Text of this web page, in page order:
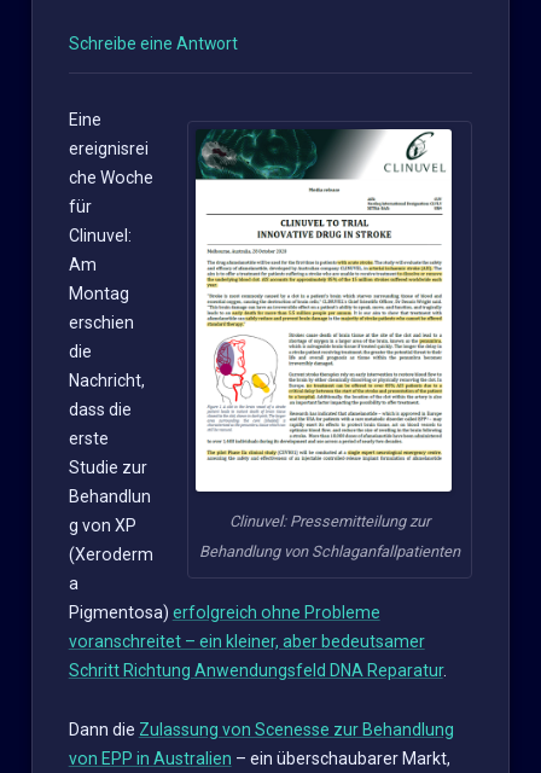
Schreibe eine Antwort
Clinuvel: Pressemitteilung zur
Behandlung von Schlaganfallpatienten
Eine
ereignisrei
che Woche
für
Clinuvel:
Am
Montag
erschien
die
Nachricht,
dass die
erste
Studie zur
Behandlun
g von XP
(Xeroderm
a
Pigmentosa) erfolgreich ohne Probleme
voranschreitet – ein kleiner, aber bedeutsamer
Schritt Richtung Anwendungsfeld DNA Reparatur.
Dann die Zulassung von Scenesse zur Behandlung
von EPP in Australien – ein überschaubarer Markt,